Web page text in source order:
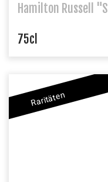
Hamilton Russell
75cl
Raritäten